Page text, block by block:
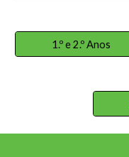
1.º e 2.º Anos